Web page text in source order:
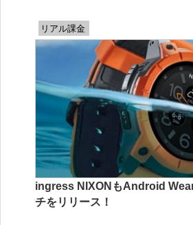
リアル課金
ingress NIXONもAndroid
チをリリース！